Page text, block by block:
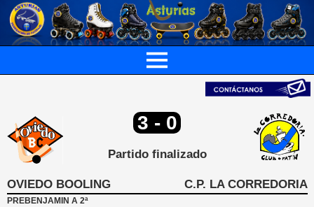
3 - 0
Partido finalizado
OVIEDO BOOLING C.P. LA CORREDORIA
PREBENJAMIN A 2ª